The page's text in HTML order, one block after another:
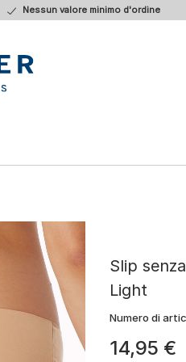
Nessun valore minimo d'ordine
Slip
Light
Numero di
14,95 €